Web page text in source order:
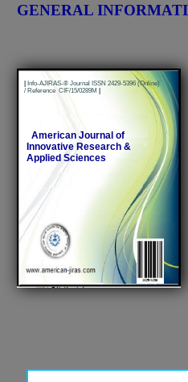
GENERAL
| Info-AJIRAS-® Journal ISSN 2429-5396 (Online)
/ Reference CIF/15/0289M |
American Journal of
Innovative Research &
Applied Sciences